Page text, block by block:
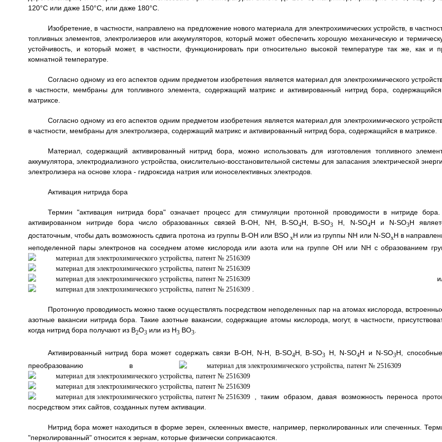
120°C или даже 150°C, или даже 180°C.
Изобретение, в частности, направлено на предложение нового материала для электрохимических устройств, в
топливных элементов, электролизеров или аккумуляторов, который может обеспечить хорошую механическую и
устойчивость, и который может, в частности, функционировать при относительно высокой температуре так же, как и
комнатной температуре.
Согласно одному из его аспектов одним предметом изобретения является материал для электрохимического
в частности, мембраны для топливного элемента, содержащий матрикс и активированный нитрид бора,
матриксе.
Согласно одному из его аспектов одним предметом изобретения является материал для электрохимического
в частности, мембраны для электролизера, содержащий матрикс и активированный нитрид бора, содержащийся в матриксе.
Материал, содержащий активированный нитрид бора, можно использовать для изготовления топливного
аккумулятора, электродиализного устройства, окислительно-восстановительной системы для запасания электрической
электролизера на основе хлора - гидроксида натрия или ионоселективных электродов.
Активация нитрида бора
Термин "активация нитрида бора" означает процесс для стимуляции протонной проводимости в нитриде
активированном нитриде бора число образованных связей B-OH, NH, B-SO4H, B-SO3 H, N-SO4H и N-SO3H
достаточным, чтобы дать возможность сдвига протона из группы B-OH или BSO xH или из группы NH или N-SOxH в
неподеленной пары электронов на соседнем атоме кислорода или азота или на группе ОН или NH с образованием
.
Протонную проводимость можно также осуществлять посредством неподеленных пар на атомах кислорода,
азотные вакансии нитрида бора. Такие азотные вакансии, содержащие атомы кислорода, могут, в частности,
когда нитрид бора получают из B2O3или из H3BO3.
Активированный нитрид бора может содержать связи B-OH, N-H, B-SO4H, B-SO3 H, N-SO4H и N-SO3H,
преобразованию в
, таким образом, давая возможность переноса
посредством этих сайтов, созданных путем активации.
Нитрид бора может находиться в форме зерен, склеенных вместе, например, перколированных или спеченных.
"перколированный" относится к зернам, которые физически соприкасаются.